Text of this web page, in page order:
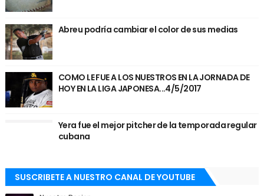
Abreu podría cambiar el color de sus medias
COMO LE FUE A LOS NUESTROS EN LA JORNADA DE
HOY EN LA LIGA JAPONESA...4/5/2017
Yera fue el mejor pitcher de la temporada regular
cubana
SUSCRIBETE A NUESTRO CANAL DE YOUTUBE